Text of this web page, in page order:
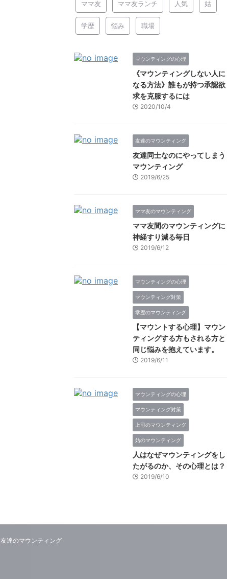
ママ友 ママ友ランチ 人気 姑
学歴 悩み 職場
マウンティングの心理
《マウンティングしない人に
なる方法》誰もが持つ承認欲
求を克服するには
2020/10/4
友達のマウンティング
友達同士なのにやってしまう
マウンティング
2019/6/25
ママ友のマウンティング
ママ友間のマウンティングに
神経すり減る毎日
2019/6/12
マウンティングの心理
マウンティング対策
学歴のマウンティング
【マウントする心理】マウン
ティングする方もされる方と
同じ悩みを抱えています。
2019/6/11
マウンティングの心理
マウンティング対策
上司のマウンティング
姑のマウンティング
人はなぜマウンティングをし
たがるのか、その心理とは？
2019/6/10
友達のマウンティング